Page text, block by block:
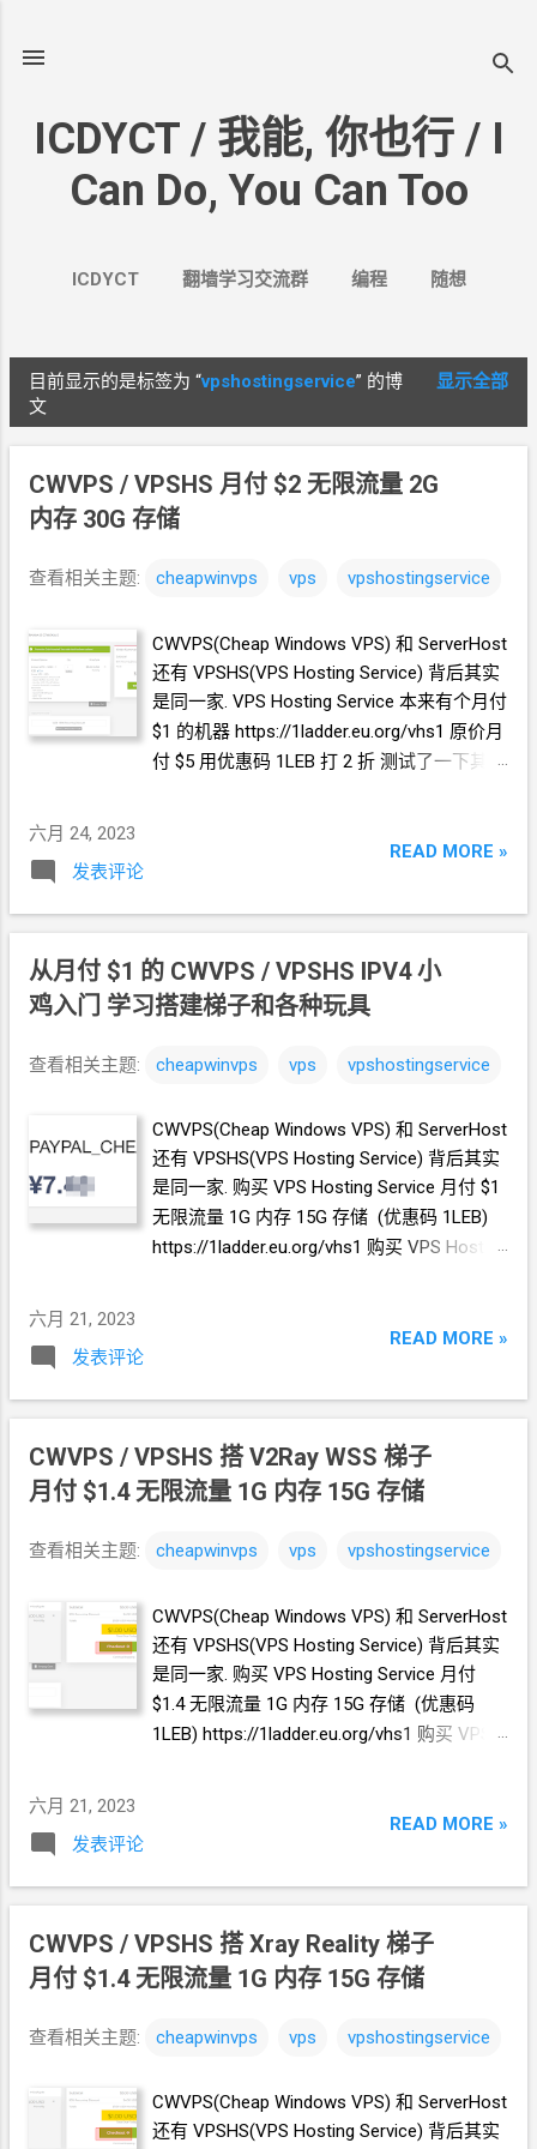
ICDYCT / 我能, 你也行 / I
Can Do, You Can Too
ICDYCT 翻墙学习交流群 编程 随想
博
文
目前显示的是标签为 “vpshostingservice” 的博
文
显示全部
CWVPS / VPSHS 月付 $2 无限流量 2G
内存 30G 存储
查看相关主题: cheapwinvps vps vpshostingservice
CWVPS(Cheap Windows VPS) 和 ServerHost
还有 VPSHS(VPS Hosting Service) 背后其实
是同一家. VPS Hosting Service 本来有个月付
$1 的机器 https://1ladder.eu.org/vhs1 原价月
付 $5 用优惠码 1LEB 打 2 折 测试了一下其它
https://1ladder.eu.org/vhs2 原价月付 $8 用优
六月 24, 2023
发表评论
READ MORE »
从月付 $1 的 CWVPS / VPSHS IPV4 小
鸡入门 学习搭建梯子和各种玩具
查看相关主题: cheapwinvps vps vpshostingservice
CWVPS(Cheap Windows VPS) 和 ServerHost
还有 VPSHS(VPS Hosting Service) 背后其实
是同一家. 购买 VPS Hosting Service 月付 $1
无限流量 1G 内存 15G 存储 (优惠码 1LEB)
https://1ladder.eu.org/vhs1 购买 VPS Hosting
六月 21, 2023
发表评论
READ MORE »
CWVPS / VPSHS 搭 V2Ray WSS 梯子
月付 $1.4 无限流量 1G 内存 15G 存储
查看相关主题: cheapwinvps vps vpshostingservice
CWVPS(Cheap Windows VPS) 和 ServerHost
还有 VPSHS(VPS Hosting Service) 背后其实
是同一家. 购买 VPS Hosting Service 月付
$1.4 无限流量 1G 内存 15G 存储 (优惠码
1LEB) https://1ladder.eu.org/vhs1 购买 VPS
六月 21, 2023
发表评论
READ MORE »
CWVPS / VPSHS 搭 Xray Reality 梯子
月付 $1.4 无限流量 1G 内存 15G 存储
查看相关主题: cheapwinvps vps vpshostingservice
CWVPS(Cheap Windows VPS) 和 ServerHost
还有 VPSHS(VPS Hosting Service) 背后其实